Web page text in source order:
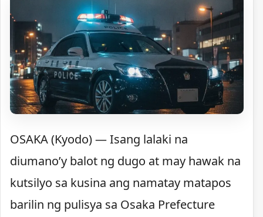
OSAKA (Kyodo) — Isang lalaki na
diumano’y balot ng dugo at may hawak na
kutsilyo sa kusina ang namatay matapos
barilin ng pulisya sa Osaka Prefecture